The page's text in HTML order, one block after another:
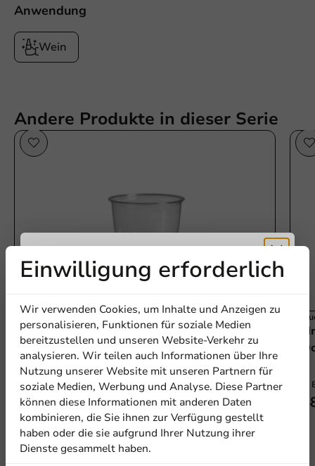
Anwendung
Wein
Andere Produkte in dieser Serie
Kunststoff-Weinglas (rPET) Pulsar Soul - 200
ccm (250 ccm max) - 1.250 Stk./Karton
200cc (250cc topfill)
1250 Einheiten
41,10 €
Einwilligung erforderlich
Wir verwenden Cookies, um Inhalte und Anzeigen zu
personalisieren, Funktionen für soziale Medien
bereitzustellen und unseren Website-Verkehr zu
analysieren. Wir teilen auch Informationen über Ihre
Nutzung unserer Website mit unseren Partnern für
soziale Medien, Werbung und Analyse. Diese Partner
können diese Informationen mit anderen Daten
kombinieren, die Sie ihnen zur Verfügung gestellt
haben oder die sie aufgrund Ihrer Nutzung ihrer
Dienste gesammelt haben.
Erhalten Sie
5% Rabatt
Abonnieren Sie unseren
Newsletter!